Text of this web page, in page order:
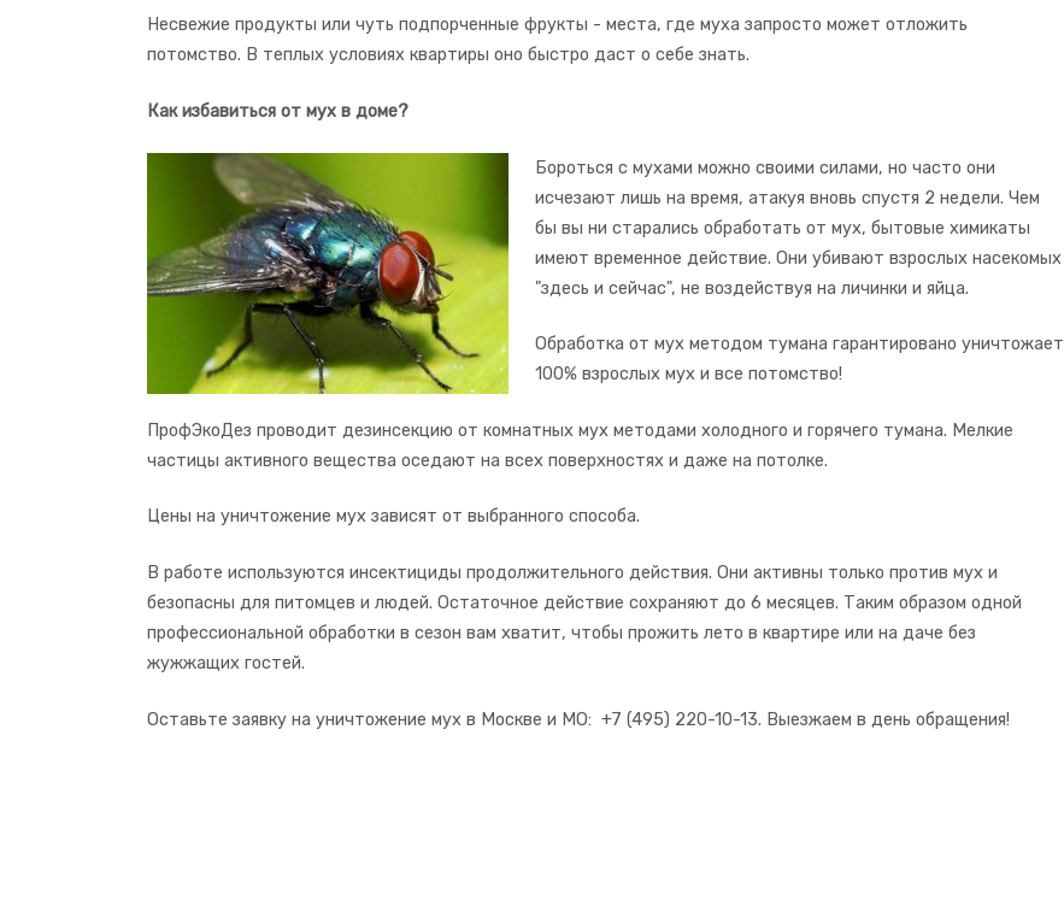
Несвежие продукты или чуть подпорченные фрукты - места, где муха запросто может отложить
потомство. В теплых условиях квартиры оно быстро даст о себе знать.
Как избавиться от мух в доме?
Бороться с мухами можно своими силами, но часто они
исчезают лишь на время, атакуя вновь спустя 2 недели. Чем
бы вы ни старались обработать от мух, бытовые химикаты
имеют временное действие. Они убивают взрослых насекомых
"здесь и сейчас", не воздействуя на личинки и яйца.
Обработка от мух методом тумана гарантировано уничтожает
100% взрослых мух и все потомство!
ПрофЭкоДез проводит дезинсекцию от комнатных мух методами холодного и горячего тумана. Мелкие
частицы активного вещества оседают на всех поверхностях и даже на потолке.
Цены на уничтожение мух зависят от выбранного способа.
В работе используются инсектициды продолжительного действия. Они активны только против мух и
безопасны для питомцев и людей. Остаточное действие сохраняют до 6 месяцев. Таким образом одной
профессиональной обработки в сезон вам хватит, чтобы прожить лето в квартире или на даче без
жужжащих гостей.
Оставьте заявку на уничтожение мух в Москве и МО: +7 (495) 220-10-13. Выезжаем в день обращения!